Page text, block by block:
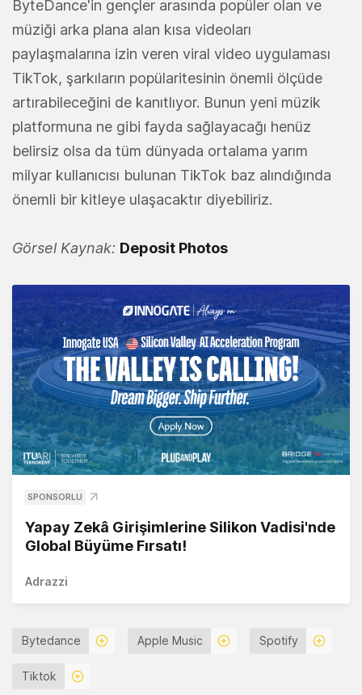
ByteDance'in gençler arasında popüler olan ve
müziği arka plana alan kısa videoları
paylaşmalarına izin veren viral video uygulaması
TikTok, şarkıların popülaritesinin önemli ölçüde
artırabileceğini de kanıtlıyor. Bunun yeni müzik
platformuna ne gibi fayda sağlayacağı henüz
belirsiz olsa da tüm dünyada ortalama yarım
milyar kullanıcısı bulunan TikTok baz alındığında
önemli bir kitleye ulaşacaktır diyebiliriz.
Görsel Kaynak: Deposit Photos
SPONSORLU
Yapay Zekâ Girişimlerine Silikon Vadisi'nde
Global Büyüme Fırsatı!
Adrazzi
Bytedance Apple Music Spotify
Tiktok